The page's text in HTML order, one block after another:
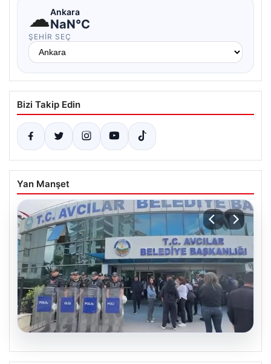
☁Ankara
NaN°C
ŞEHIR SEÇ
Bizi Takip Edin
Yan Manşet
05.08.2026